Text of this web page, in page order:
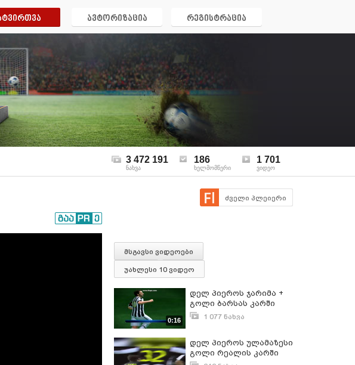
ავტორიზაცია რეგისტრაცია
3 472 191
ნახვა
186
ხელმომწერი
1 701
ვიდეო
ძველი პლეიერი
მსგავსი ვიდეოები
უახლესი 10 ვიდეო
0:16
დელ პიეროს ჯარიმა +
გოლი ბარსას კარში
1 077 ნახვა
დელ პიეროს ულამაზესი
გოლი რეალის კარში